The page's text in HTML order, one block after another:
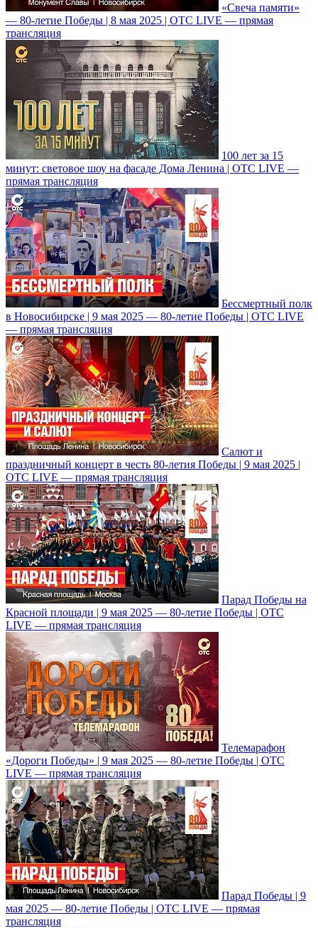
«Свеча памяти»
— 80-летие Победы | 8 мая 2025 | ОТС LIVE — прямая
трансляция
100 лет за 15
минут: световое шоу на фасаде Дома Ленина | ОТС LIVE —
прямая трансляция
Бессмертный полк
в Новосибирске | 9 мая 2025 — 80-летие Победы | ОТС LIVE
— прямая трансляция
Салют и
праздничный концерт в честь 80-летия Победы | 9 мая 2025 |
ОТС LIVE — прямая трансляция
Парад Победы на
Красной площади | 9 мая 2025 — 80-летие Победы | ОТС
LIVE — прямая трансляция
Телемарафон
«Дороги Победы» | 9 мая 2025 — 80-летие Победы | ОТС
LIVE — прямая трансляция
Парад Победы | 9
мая 2025 — 80-летие Победы | ОТС LIVE — прямая
трансляция